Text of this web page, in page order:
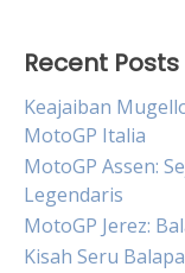
Recent Posts
Keajaiban
MotoGP Italia
MotoGP Assen:
Legendaris
MotoGP Jerez:
Kisah Seru